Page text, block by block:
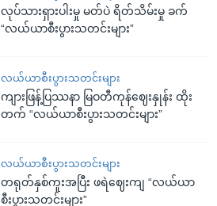
လုပ်သားရှားပါးမှု မတ်ပဲ ရိတ်သိမ်းမှု ခက်
“လယ်ယာစီးပွားသတင်းများ”
လယ်ယာစီးပွားသတင်းများ
ကျားဖြန့်ပြဿနာ မြဝတီကုန်ဈေးနှုန်း ထိုး
တက် “လယ်ယာစီးပွားသတင်းများ”
လယ်ယာစီးပွားသတင်းများ
တရုတ်နှစ်ကူးအပြီး ဖရဲဈေးကျ “လယ်ယာ
စီးပွားသတင်းများ”